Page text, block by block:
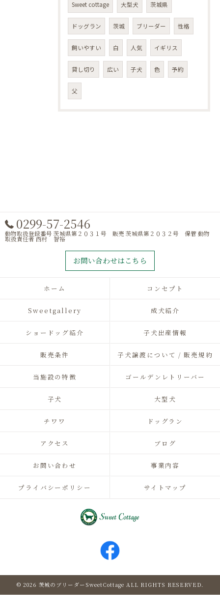
Sweet cottage 大型犬 茨城県
ドッグラン 茨城 ブリーダー 性格
飼いやすい 白 人気 イギリス
貸し切り 広い 子犬 色 予約
父
0299-57-2546
動物取扱登録番号 茨城県第２０３１号 販売 茨城県第２０３２号 保管 動物
取扱責任者 西村 智裕
お問い合わせはこちら
ホーム コンセプト
Sweetgallery 成犬紹介
ショードッグ紹介 子犬出産情報
販売条件 子犬譲渡について / 販売規約
当施設の特徴 ゴールデンレトリーバー
子犬 大型犬
チワワ ドッグラン
アクセス ブログ
お問い合わせ 事業内容
プライバシーポリシー サイトマップ
© 2026 茨城のブリーダーSweetCottage ALL RIGHTS RESERVED.